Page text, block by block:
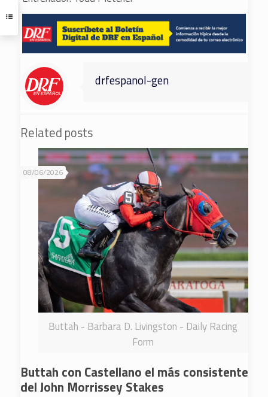
drfespanol-gen
Related posts
Buttah - Barbara D. Livingston - Daily Racing
Form
08/06/2026
Buttah con Castellano el más consistente
del John Morrissey Stakes